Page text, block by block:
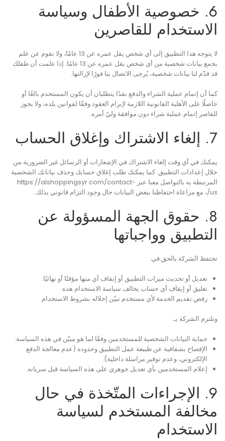
6. خصوصية الأطفال وسياسة
الاستخدام للقاصرين
لا يتوجه هذا التطبيق إلى أي شخص يقل عمره عن 13 عامًا، ولا نقوم عن علم
بجمع بيانات شخصية من أي شخص يقل عمره عن 13 عامًا. إذا علمت أن طفلك
قد قدّم لنا بيانات شخصية، يُرجى الاتصال بنا فورًا لإزالتها.
كما أن إتمام عملية الشراء والدفع نقدًا يتطلبان أن يكون المستخدم بالغًا أو
حاصلًا على الأهلية القانونية اللازمة لإبرام العقود وفقًا لقوانين بلده، ولا يجوز
للقاصر إتمام عملية شراء دون موافقة وليّ أمره.
7. إلغاء الاشتراك وإغلاق الحساب
يمكنك في أي وقت إلغاء الاشتراك في الإشعارات أو الرسائل غير الضرورية من
خلال إعدادات التطبيق. كما يمكنك طلب إغلاق حسابك وحذف بياناتك الشخصية
المرتبطة به بالتواصل معنا عبر https://alshoppingsyr.com/contact-
us/، مع مراعاة احتفاظنا ببعض البيانات حال وجود التزام قانوني بذلك.
8. حقوق الجهة المسؤولة عن
التطبيق وواجباتها
تحتفظ الشركة بالحق في:
تعديل أو تحديث ميزات التطبيق أو إيقاف أي منها مؤقتًا أو نهائيًا.
تعليق أو إيقاف أي حساب يخالف سياسة الاستخدام هذه.
رفض تقديم الخدمة لأي مستخدم تبيّن إخلاله بشروط الاستخدام.
وتلتزم الشركة بـ:
حماية البيانات الشخصية للمستخدمين وفقًا لما هو مبيّن في هذه السياسة.
الإفصاح بشفافية عن طبيعة عمل التطبيق وحدوده (عدم معالجة الدفع
الإلكتروني، وعدم توفير مراسلة داخلية).
إعلام المستخدمين بأي تعديل جوهري على هذه السياسة قبل سريانه.
9. الإجراءات المتّخذة في حال
مخالفة المستخدم لسياسة
الاستخدام